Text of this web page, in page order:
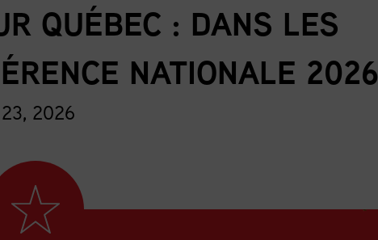
QUÉBEC : DANS LES
NATIONALE 2026
2026